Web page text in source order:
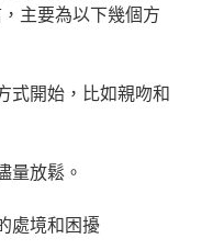
主要為以下幾個方
式開始，比如親吻和
量放鬆。
處境和困擾